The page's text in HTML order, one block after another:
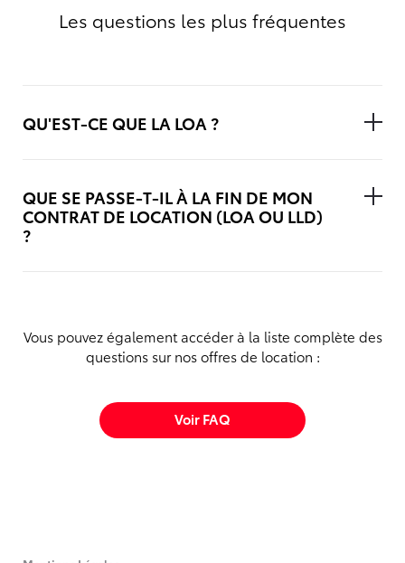
Les questions les plus fréquentes
QU'EST-CE QUE LA LOA ?
QUE SE PASSE-T-IL À LA FIN DE MON
CONTRAT DE LOCATION (LOA OU LLD)
?
Vous pouvez également accéder à la liste complète des
questions sur nos offres de location :
Voir FAQ